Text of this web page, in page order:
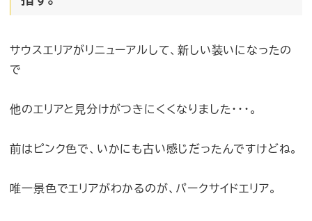
サウスエリアがリニューアルして、新しい装いになったの
で
他のエリアと見分けがつきにくくなりました・・・。
前はピンク色で、いかにも古い感じだったんですけどね。
唯一景色でエリアがわかるのが、パークサイドエリア。